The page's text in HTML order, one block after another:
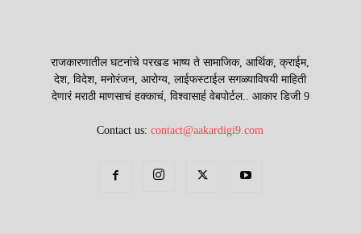
राजकारणातील घटनांचे परखड भाष्य ते सामाजिक, आर्थिक, क्राईम,
देश, विदेश, मनोरंजन, आरोग्य, लाईफस्टाईल सगळ्याविषयी माहिती
देणारं मराठी माणसाचं हक्काचं, विश्वासार्ह वेबपोर्टल.. आकार डिजी 9
Contact us:contact@aakardigi9.com